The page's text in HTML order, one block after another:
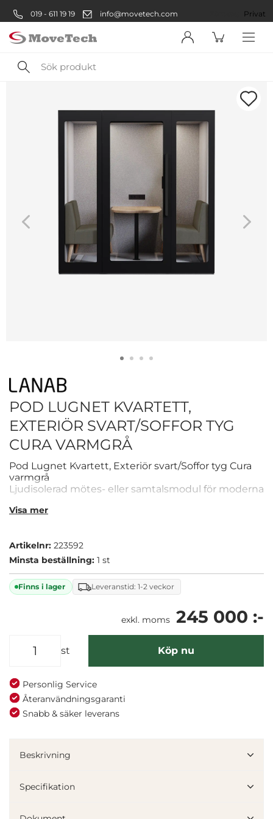
019 - 611 19 19 info@movetech.com Privat
Sök
produkt
POD LUGNET KVARTETT,
EXTERIÖR SVART/SOFFOR TYG
CURA VARMGRÅ
Pod Lugnet Kvartett, Exteriör svart/Soffor tyg Cura
varmgrå
Ljudisolerad mötes- eller samtalsmodul för moderna
Ljudabsorberande
Färg: Svart
Visa mer
Artikelnr: 223592
Minsta beställning: 1 st
Finns i lager Leveranstid: 1-2 veckor
exkl. moms 245 000 :-
st Köp nu
Personlig Service
Återanvändningsgaranti
Snabb & säker leverans
Beskrivning
Specifikation
Välkommen! Välj hur du vill
handla:
Privatperson